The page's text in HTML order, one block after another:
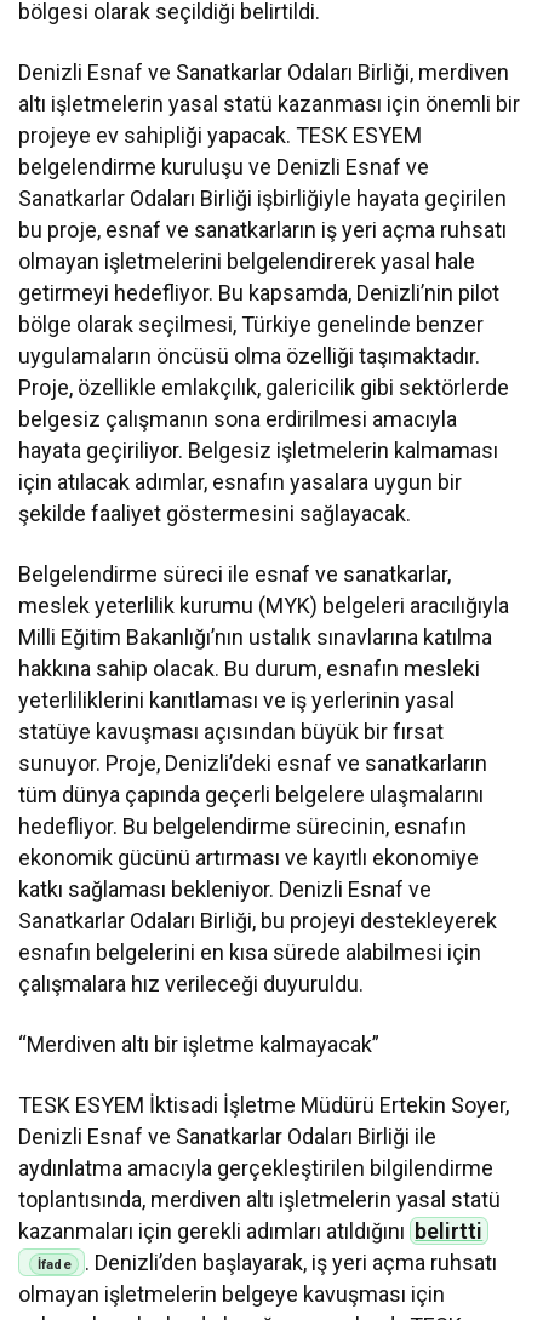
bölgesi olarak seçildiği belirtildi.
Denizli Esnaf ve Sanatkarlar Odaları Birliği, merdiven
altı işletmelerin yasal statü kazanması için önemli bir
projeye ev sahipliği yapacak. TESK ESYEM
belgelendirme kuruluşu ve Denizli Esnaf ve
Sanatkarlar Odaları Birliği işbirliğiyle hayata geçirilen
bu proje, esnaf ve sanatkarların iş yeri açma ruhsatı
olmayan işletmelerini belgelendirerek yasal hale
getirmeyi hedefliyor. Bu kapsamda, Denizli’nin pilot
bölge olarak seçilmesi, Türkiye genelinde benzer
uygulamaların öncüsü olma özelliği taşımaktadır.
Proje, özellikle emlakçılık, galericilik gibi sektörlerde
belgesiz çalışmanın sona erdirilmesi amacıyla
hayata geçiriliyor. Belgesiz işletmelerin kalmaması
için atılacak adımlar, esnafın yasalara uygun bir
şekilde faaliyet göstermesini sağlayacak.
Belgelendirme süreci ile esnaf ve sanatkarlar,
meslek yeterlilik kurumu (MYK) belgeleri aracılığıyla
Milli Eğitim Bakanlığı’nın ustalık sınavlarına katılma
hakkına sahip olacak. Bu durum, esnafın mesleki
yeterliliklerini kanıtlaması ve iş yerlerinin yasal
statüye kavuşması açısından büyük bir fırsat
sunuyor. Proje, Denizli’deki esnaf ve sanatkarların
tüm dünya çapında geçerli belgelere ulaşmalarını
hedefliyor. Bu belgelendirme sürecinin, esnafın
ekonomik gücünü artırması ve kayıtlı ekonomiye
katkı sağlaması bekleniyor. Denizli Esnaf ve
Sanatkarlar Odaları Birliği, bu projeyi destekleyerek
esnafın belgelerini en kısa sürede alabilmesi için
çalışmalara hız verileceği duyuruldu.
“Merdiven altı bir işletme kalmayacak”
TESK ESYEM İktisadi İşletme Müdürü Ertekin Soyer,
Denizli Esnaf ve Sanatkarlar Odaları Birliği ile
aydınlatma amacıyla gerçekleştirilen bilgilendirme
toplantısında, merdiven altı işletmelerin yasal statü
kazanmaları için gerekli adımları atıldığını belirtti
. Denizli’den başlayarak, iş yeri açma ruhsatı
olmayan işletmelerin belgeye kavuşması için